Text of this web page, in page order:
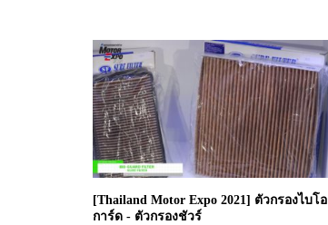
[Thailand Motor Expo 2021] ตัวกรองไบโอ
การ์ด - ตัวกรองชัวร์